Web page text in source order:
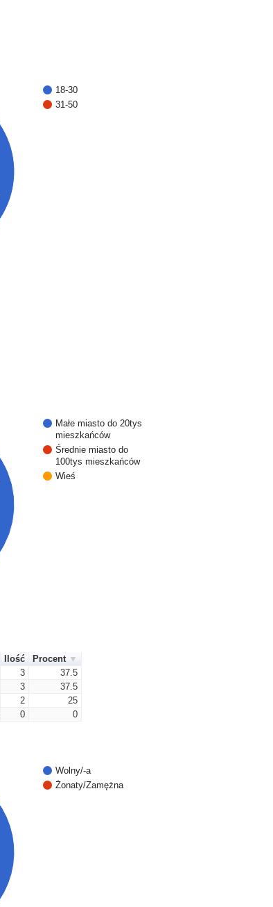
18-30
31-50
Małe miasto do 20tys
mieszkańców
Średnie miasto do
100tys mieszkańców
Wieś
Ilość
Procent
3
37.5
3
37.5
2
25
0 0
Wolny/-a
Żonaty/Zamężna